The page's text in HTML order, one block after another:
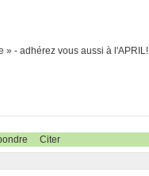
» - adhérez vous aussi à l'APRIL!
Citer